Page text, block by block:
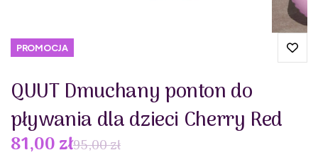
PROMOCJA
QUUT Dmuchany ponton do
pływania dla dzieci Cherry Red
81,00 zł95,00 zł